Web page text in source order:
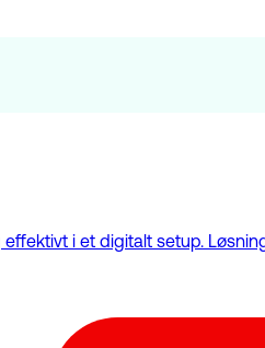
i et digitalt setup.